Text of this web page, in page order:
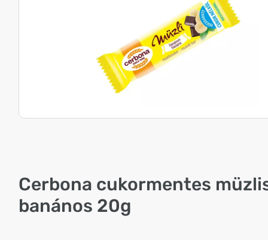
Cerbona cukormentes
banános 20g